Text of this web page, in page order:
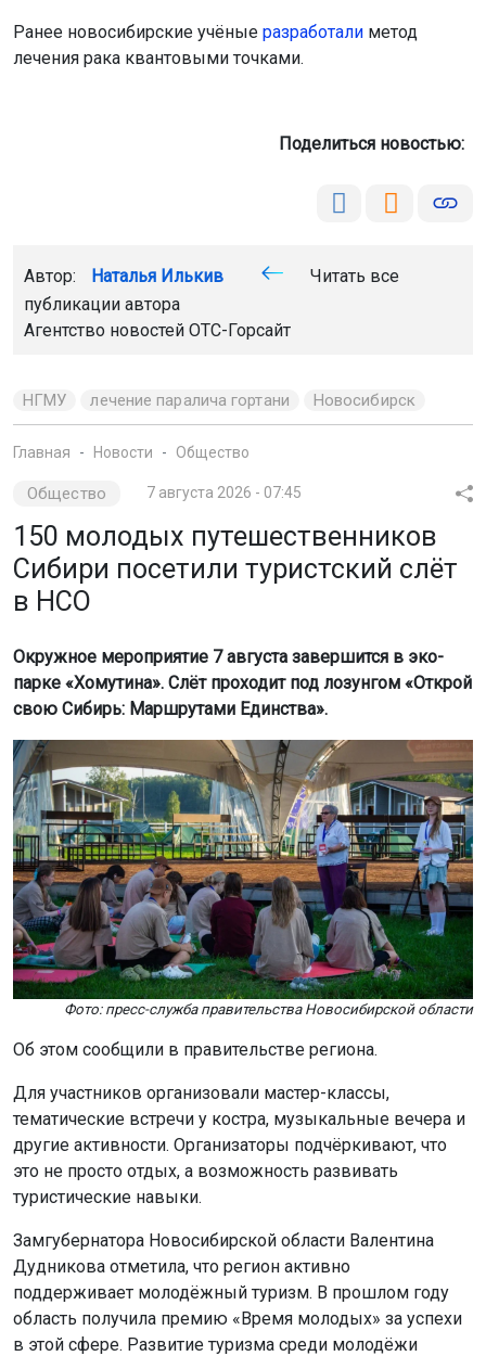
Ранее новосибирские учёные разработали метод
лечения рака квантовыми точками.
Поделиться новостью:
Автор: Наталья Илькив
Читать все
публикации автора
Агентство новостей ОТС-Горсайт
НГМУ лечение паралича гортани Новосибирск
Главная Новости Общество
Общество 7 августа 2026 - 07:45
150 молодых путешественников
Сибири посетили туристский слёт
в НСО
Окружное мероприятие 7 августа завершится в эко-
парке «Хомутина». Слёт проходит под лозунгом «Открой
свою Сибирь: Маршрутами Единства».
Фото: пресс-служба правительства Новосибирской области
Об этом сообщили в правительстве региона.
Для участников организовали мастер-классы,
тематические встречи у костра, музыкальные вечера и
другие активности. Организаторы подчёркивают, что
это не просто отдых, а возможность развивать
туристические навыки.
Замгубернатора Новосибирской области Валентина
Дудникова отметила, что регион активно
поддерживает молодёжный туризм. В прошлом году
область получила премию «Время молодых» за успехи
в этой сфере. Развитие туризма среди молодёжи